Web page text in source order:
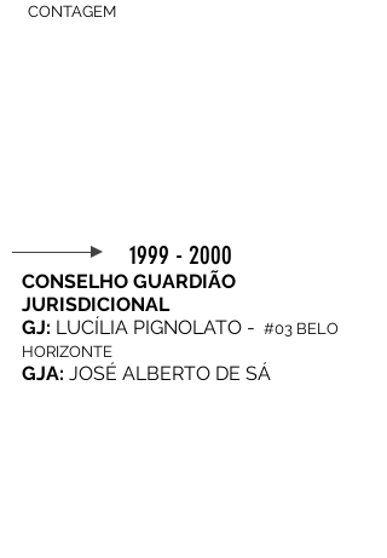
CONTAGEM
1999 - 2000
CONSELHO GUARDIÃO
JURISDICIONAL
GJ: LUCÍLIA PIGNOLATO - #03 BELO
HORIZONTE
GJA: JOSÉ ALBERTO DE SÁ